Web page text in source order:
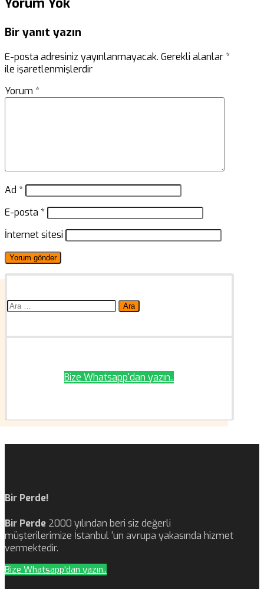
Yorum Yok
Bir yanıt yazın
E-posta adresiniz yayınlanmayacak. Gerekli alanlar*
ile işaretlenmişlerdir
Yorum *
Ad *
E-posta *
İnternet sitesi
Arama:
Bize Whatsapp'dan yazın..
Bir Perde!
Bir Perde 2000 yılından beri siz değerli
müşterilerimize İstanbul ‘un avrupa yakasında hizmet
vermektedir.
Bize Whatsapp'dan yazın..